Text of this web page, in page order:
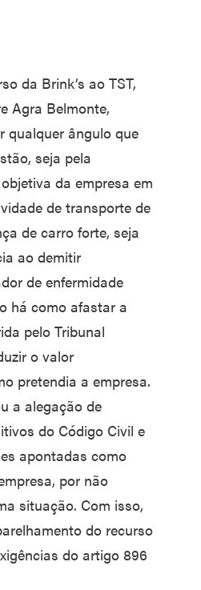
da Brink’s ao TST,
Agra Belmonte,
qualquer ângulo que
seja pela
da empresa em
de transporte de
de carro forte, seja
ao demitir
de enfermidade
há como afastar a
pelo Tribunal
o valor
pretendia a empresa.
a alegação de
do Código Civil e
apontadas como
por não
situação. Com isso,
do recurso
do artigo 896